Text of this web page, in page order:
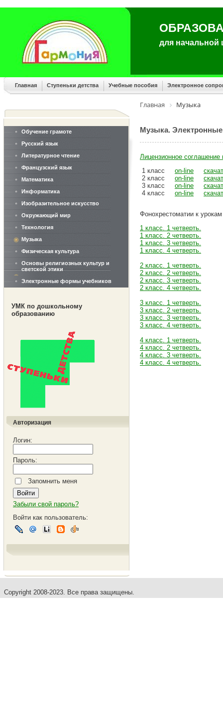
для
Главная Ступеньки детства Учебные пособия Электронное
Обучение грамоте
Русский язык
Литературное чтение
Французский язык
Математика
Информатика
Изобразительное искусство
Окружающий мир
Технология
Музыка
Физическая культура
Основы религиозных культур и
светской этики
Электронные формы учебников
УМК по дошкольному
образованию
Авторизация
Логин:
Пароль:
Запомнить меня
Забыли свой пароль?
Войти как пользователь:
Главная Музыка
Музыка.
Лицензионное
1 класс on-line
2 класс on-line
3 класс on-line
4 класс on-line
Фонохрестоматии к
1 класс. 1 четверть.
1 класс. 2 четверть.
1 класс. 3 четверть.
1 класс. 4 четверть.
2 класс. 1 четверть.
2 класс. 2 четверть.
2 класс. 3 четверть.
2 класс. 4 четверть.
3 класс. 1 четверть.
3 класс. 2 четверть.
3 класс. 3 четверть.
3 класс. 4 четверть.
4 класс. 1 четверть.
4 класс. 2 четверть.
4 класс. 3 четверть.
4 класс. 4 четверть.
Copyright 2008-2023. Все права защищены.